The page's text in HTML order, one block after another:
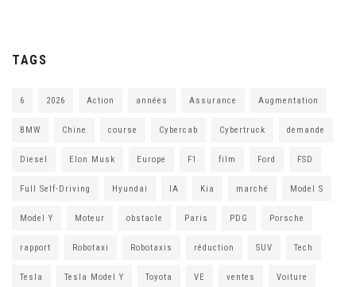
TAGS
6 2026 Action années Assurance Augmentation
BMW Chine course Cybercab Cybertruck demande
Diesel Elon Musk Europe F1 film Ford FSD
Full Self-Driving Hyundai IA Kia marché Model S
Model Y Moteur obstacle Paris PDG Porsche
rapport Robotaxi Robotaxis réduction SUV Tech
Tesla Tesla Model Y Toyota VE ventes Voiture